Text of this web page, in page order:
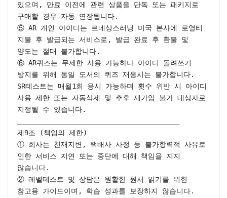
있으며, 만료 이전에 관련 상품을 단독 또는 패키지로
구매할 경우 자동 연장됩니다.
⑤ AR 개인 아이디는 르네상스러닝 미국 본사에 로열티
지불 후 발급되는 서비스로, 발급 완료 후 환불 및
양도는 절대 불가합니다.
⑥ AR퀴즈는 무제한 사용 가능하나 아이디 돌려쓰기
방지를 위해 동일 도서의 퀴즈 재응시는 불가합니다.
SR테스트는 매월1회 응시 가능하며 횟수 위반 시 아이디
사용 제한 또는 자동삭제 및 추후 재가입 불가 대상자로
지정될 수 있습니다.
제9조 (책임의 제한)
① 회사는 천재지변, 택배사 사정 등 불가항력적 사유로
인한 서비스 지연 또는 중단에 대해 책임을 지지
않습니다.
② 레벨테스트 및 상담은 원활한 원서 읽기를 위한
참고용 가이드이며, 학습 성과를 보장하지 않습니다.